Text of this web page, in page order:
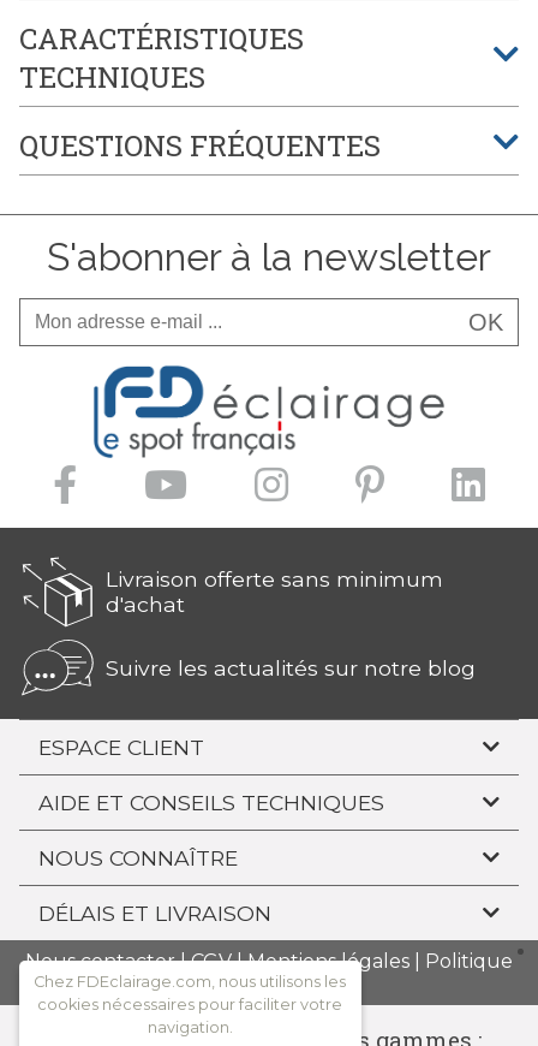
CARACTÉRISTIQUES
TECHNIQUES
QUESTIONS FRÉQUENTES
S'abonner à la newsletter
OK
Livraison offerte sans minimum
d'achat
Suivre les actualités sur notre blog
ESPACE CLIENT
AIDE ET CONSEILS TECHNIQUES
NOUS CONNAÎTRE
DÉLAIS ET LIVRAISON
Nous contacter|CGV|Mentions légales
Politique
de confidentialité
Consulter l'ensemble de nos gammes :
Chez FDEclairage.com, nous utilisons les
cookies nécessaires pour faciliter votre
navigation.